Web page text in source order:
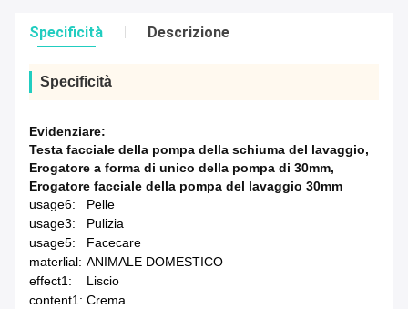
Specificità Descrizione
Specificità
Evidenziare:
Testa facciale della pompa della schiuma del lavaggio,
Erogatore a forma di unico della pompa di 30mm,
Erogatore facciale della pompa del lavaggio 30mm
usage6:
Pelle
usage3:
Pulizia
usage5:
Facecare
materlial: ANIMALE DOMESTICO
effect1:
Liscio
content1: Crema